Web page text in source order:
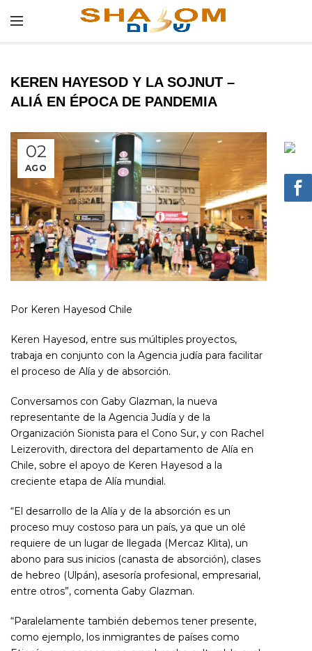
KEREN HAYESOD Y LA SOJNUT –
ALIÁ EN ÉPOCA DE PANDEMIA
02
AGO
Por Keren Hayesod Chile
Keren Hayesod, entre sus múltiples proyectos,
trabaja en conjunto con la Agencia judía para facilitar
el proceso de Alía y de absorción.
Conversamos con Gaby Glazman, la nueva
representante de la Agencia Judía y de la
Organización Sionista para el Cono Sur, y con Rachel
Leizerovith, directora del departamento de Alía en
Chile, sobre el apoyo de Keren Hayesod a la
creciente etapa de Alía mundial.
“El desarrollo de la Alía y de la absorción es un
proceso muy costoso para un país, ya que un olé
requiere de un lugar de llegada (Mercaz Klita), un
abono para sus inicios (canasta de absorción), clases
de hebreo (Ulpán), asesoría profesional, empresarial,
entre otros”, comenta Gaby Glazman.
“Paralelamente también debemos tener presente,
como ejemplo, los inmigrantes de países como